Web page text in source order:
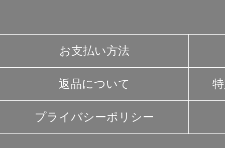
お支払い方法
返品について
プライバシーポリシー